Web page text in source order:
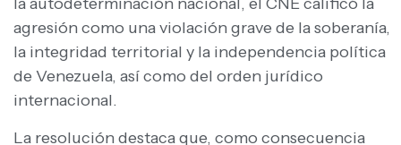
agresión como una violación grave de la soberanía,
la integridad territorial y la independencia política
de Venezuela, así como del orden jurídico
internacional.
La resolución destaca que, como consecuencia